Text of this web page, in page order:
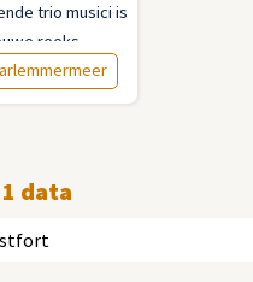
trio musici is
reeks
data